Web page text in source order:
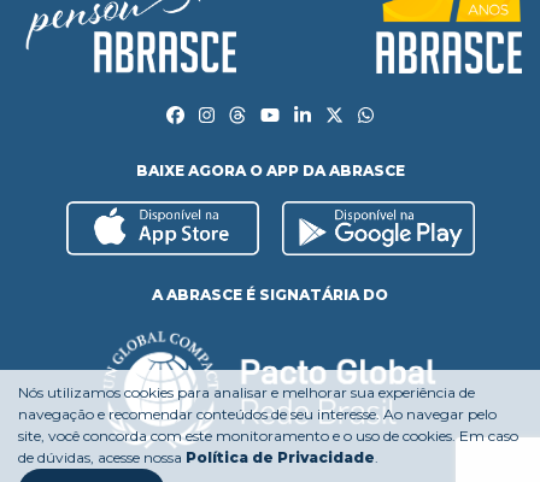
BAIXE AGORA O APP DA ABRASCE
A ABRASCE É SIGNATÁRIA DO
Nós utilizamos cookies para analisar e melhorar sua experiência de
navegação e recomendar conteúdos de seu interesse. Ao navegar pelo
site, você concorda com este monitoramento e o uso de cookies. Em caso
de dúvidas, acesse nossa Política de Privacidade.